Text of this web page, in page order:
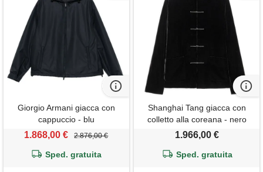
Giorgio Armani giacca con
cappuccio - blu
1.868,00 € 2.876,00 €
Sped. gratuita
Shanghai Tang giacca con
colletto alla coreana - nero
1.966,00 €
Sped. gratuita